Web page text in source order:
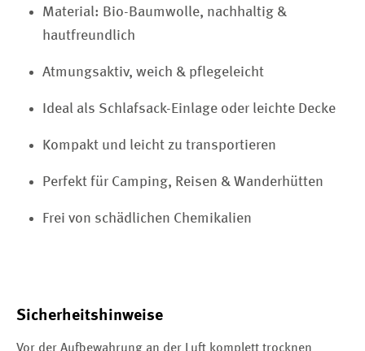
Material: Bio-Baumwolle, nachhaltig &
hautfreundlich
Atmungsaktiv, weich & pflegeleicht
Ideal als Schlafsack-Einlage oder leichte Decke
Kompakt und leicht zu transportieren
Perfekt für Camping, Reisen & Wanderhütten
Frei von schädlichen Chemikalien
Sicherheitshinweise